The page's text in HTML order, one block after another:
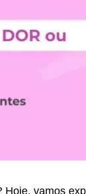
vamos